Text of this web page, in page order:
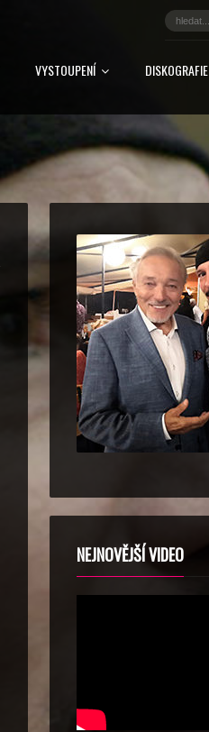
VYSTOUPENÍ DISKOGRAFIE
NEJNOVĚJŠÍ VIDEO